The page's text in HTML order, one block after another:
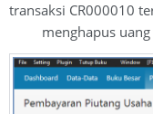
transaksi CR000010
menghapus uang